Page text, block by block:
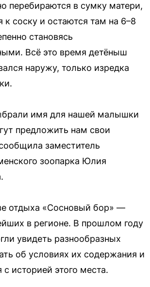
перебираются в сумку матери,
к соску и остаются там на 6–8
становясь
Всё это время детёныш
наружу, только изредка
имя для нашей малышки
предложить нам свои
заместитель
зоопарка Юлия
отдыха «Сосновый бор» —
в регионе. В прошлом году
увидеть разнообразных
об условиях их содержания и
с историей этого места.